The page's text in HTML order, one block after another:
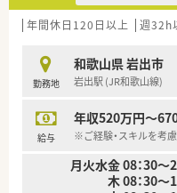
高収益に繋がっていま
■かかりつけ薬剤師・
て厚生労働省が定める
取得に取り組んでいます
■薬剤師一人あたり1
■薬剤師とそれ以外の
減！
を十分に発揮すること
■未経験者には新卒同
年間休日120日以上 週32h
勤務地
和歌山県 岩出市
岩出駅 (JR和歌山線)
給与
年収520万円～
※ご経験・スキルを考
月火水金 08：30～
木 08：30～18